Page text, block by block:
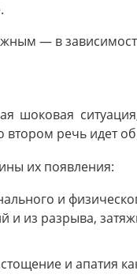
— в
шоковая
втором речь
их появления:
и
из разрыва,
и апатия